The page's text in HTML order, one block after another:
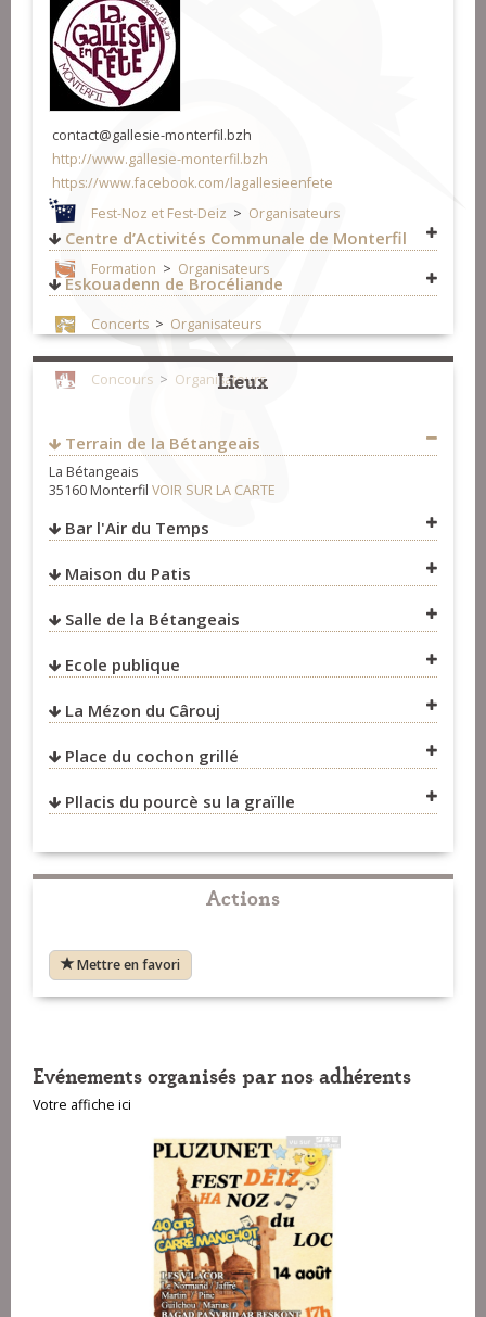
contact@gallesie-monterfil.bzh
http://www.gallesie-monterfil.bzh
https://www.facebook.com/lagallesieenfete
Fest-Noz et Fest-Deiz > Organisateurs
Formation > Organisateurs
Concerts > Organisateurs
Concours > Organisateurs
Centre d’Activités Communale de Monterfil
Fest-Noz et Fest-Deiz>Organisateurs
Eskouadenn de Brocéliande
Mairie de Monterfil
35160Monterfil
https://www.facebook.com/Eskouadenn.de.Broceliande/
Lieux
Terrain de la Bétangeais
La Bétangeais
35160 Monterfil VOIR SUR LA CARTE
Bar l'Air du Temps
Maison du Patis
VOIR SUR LA CARTE
Salle de la Bétangeais
Ecole publique
VOIR SUR LA CARTE
La Mézon du Cârouj
Place du cochon grillé
VOIR SUR LA CARTE
Pllacis du pourcè su la graïlle
VOIR SUR LA CARTE
Actions
Mettre en favori
Evénements organisés par nos adhérents
Votre affiche ici